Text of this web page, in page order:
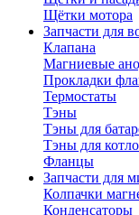
Щётки мотора
Запчасти для
Клапана
Магниевые
Прокладки
Термостаты
Тэны
Тэны для
Тэны для
Фланцы
Запчасти для
Колпачки
Конденсаторы